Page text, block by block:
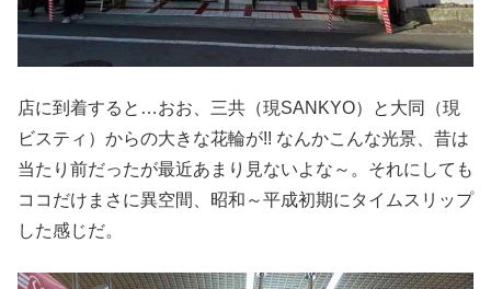
店に到着すると…おお、三共（現SANKYO）と大同（現
ビスティ）からの大きな花輪が!! なんかこんな光景、昔は
当たり前だったが最近あまり見ないよな～。それにしても
ココだけまさに異空間、昭和～平成初期にタイムスリップ
した感じだ。